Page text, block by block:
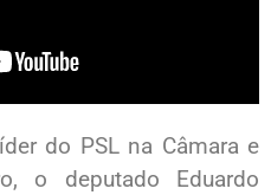
do PSL na Câmara e
o deputado Eduardo